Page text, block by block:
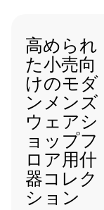
高められ
た小売向
けのモダ
ンメンズ
ウェアシ
ョップフ
ロア用什
器コレク
ション